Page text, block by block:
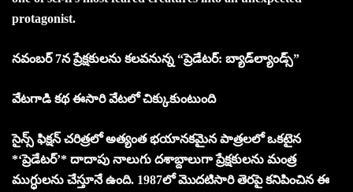
protagonist.
నవంబర్ 7న ప్రేక్షకులను కలవనున్న “ప్రెడేటర్: బ్యాడ్‌ల్యాండ్స్”
వేటగాడి కథ ఈసారి వేటలో చిక్కుకుంటుంది
సైన్స్‌ ఫిక్షన్‌ చరిత్రలో అత్యంత భయానకమైన పాత్రలలో ఒకటైన
*‘ప్రెడేటర్’* దాదాపు నాలుగు దశాబ్దాలుగా ప్రేక్షకులను మంత్ర
ముగ్ధులను చేస్తూనే ఉంది. 1987లో మొదటిసారి తెరపై కనిపించిన ఈ